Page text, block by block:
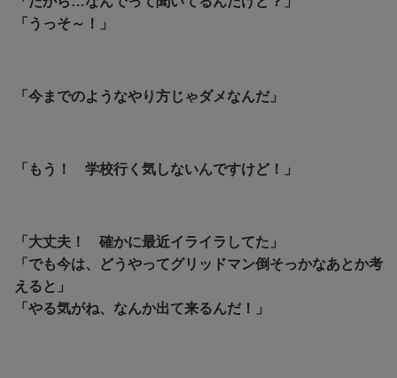
「うっそ～！」
「今までのようなやり方じゃダメなんだ」
「もう！ 学校行く気しないんですけど！」
「大丈夫！ 確かに最近イライラしてた」
「でも今は、どうやってグリッドマン倒そっかなあとか考
えると」
「やる気がね、なんか出て来るんだ！」